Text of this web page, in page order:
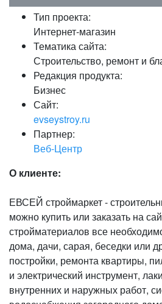
Забыли свой
Тип проекта:
Интернет-магазин
Тематика сайта:
Строительство, ремонт и
Редакция продукта:
Бизнес
Сайт:
evseystroy.ru
Партнер:
Веб-Центр
О клиенте:
ЕВСЕЙ строймаркет -
можно купить или заказать на
стройматериалов все
дома, дачи, сарая, беседки или
постройки, ремонта квартиры,
и электрический инструмент,
внутренних и наружных работ,